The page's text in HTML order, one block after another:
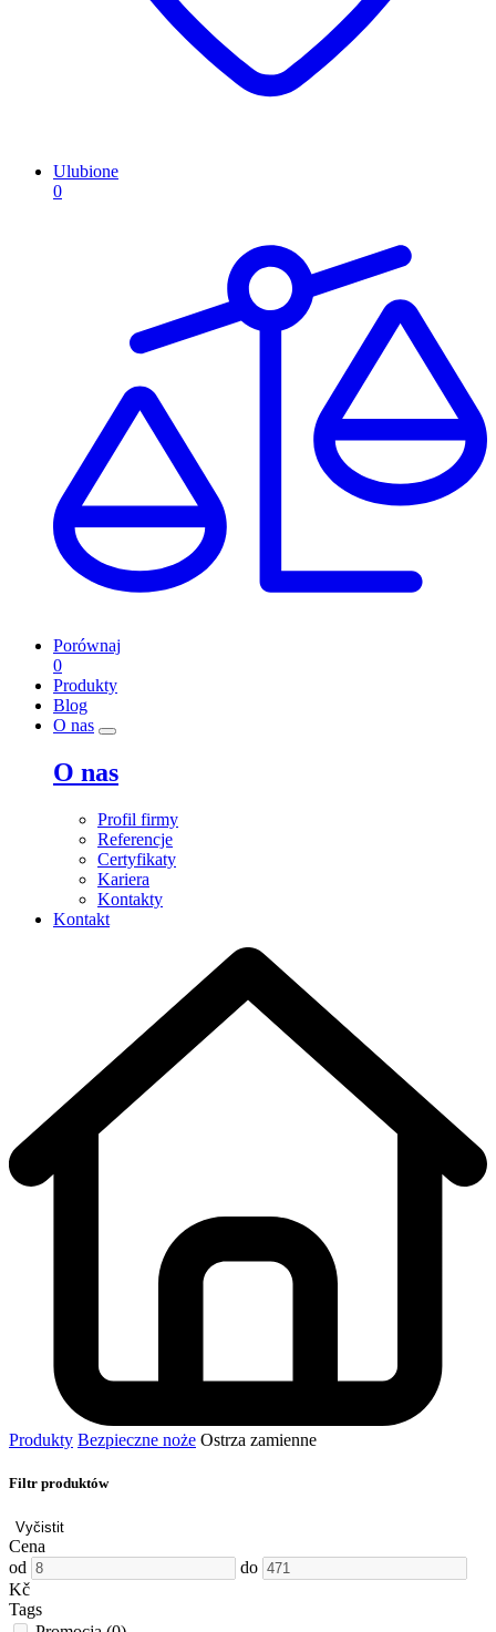
Ulubione
0
Porównaj
0
Produkty
Blog
O nas
O nas
Profil firmy
Referencje
Certyfikaty
Kariera
Kontakty
Kontakt
Produkty Bezpieczne noże Ostrza zamienne
Filtr produktów
Vyčistit
Cena
od
do
Kč
Tags